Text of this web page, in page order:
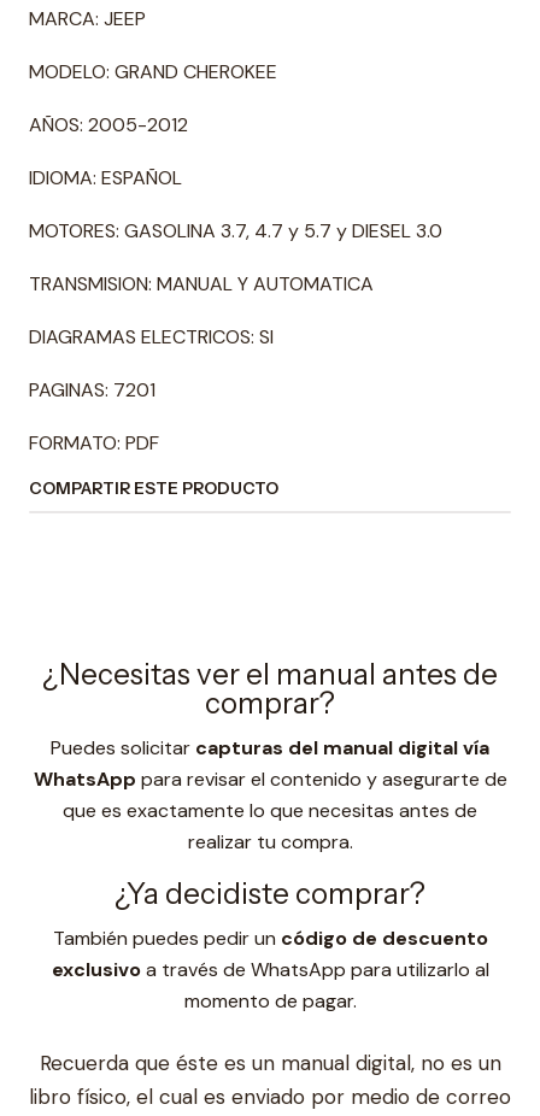
MARCA: JEEP
MODELO: GRAND CHEROKEE
AÑOS: 2005-2012
IDIOMA: ESPAÑOL
MOTORES: GASOLINA 3.7, 4.7 y 5.7 y DIESEL 3.0
TRANSMISION: MANUAL Y AUTOMATICA
DIAGRAMAS ELECTRICOS: SI
PAGINAS: 7201
FORMATO: PDF
COMPARTIR ESTE PRODUCTO
¿Necesitas ver el manual antes de
comprar?
Puedes solicitar capturas del manual digital vía
WhatsApp para revisar el contenido y asegurarte de
que es exactamente lo que necesitas antes de
realizar tu compra.
¿Ya decidiste comprar?
También puedes pedir un código de descuento
exclusivoa través de WhatsApp para utilizarlo al
momento de pagar.
Recuerda que éste es un manual digital, no es un
libro físico, el cual es enviado por medio de correo